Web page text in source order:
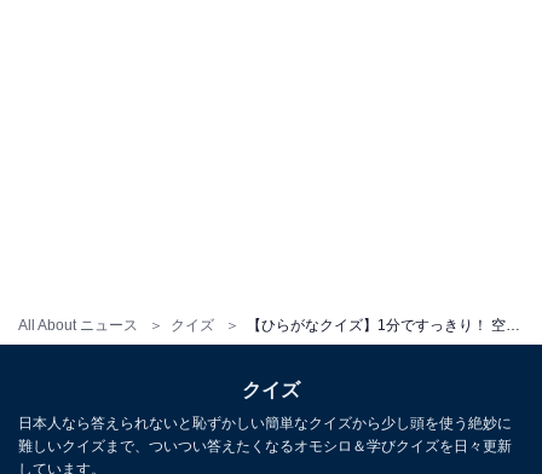
All About ニュース クイズ
クイズ
日本人なら答えられないと恥ずかしい簡単なクイズから少し頭を使う絶妙に
難しいクイズまで、ついつい答えたくなるオモシロ＆学びクイズを日々更新
しています。